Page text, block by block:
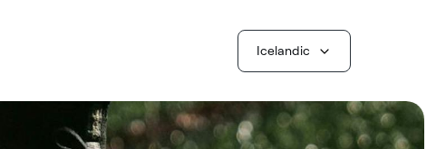
Icelandic